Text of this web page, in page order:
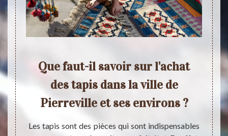
ses
Que faut-il savoir sur l'achat
des tapis dans la ville de
Pierreville et ses environs ?
Les tapis sont des pièces qui sont indispensables